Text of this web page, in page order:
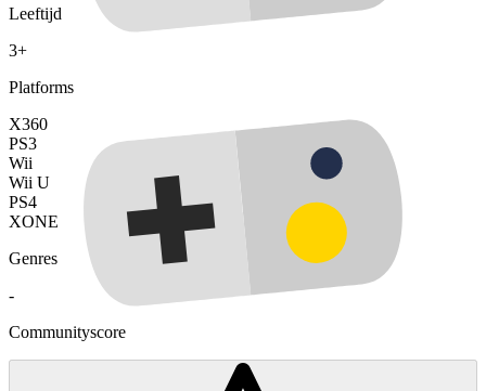
Leeftijd
3+
Platforms
X360
PS3
Wii
Wii U
PS4
XONE
Genres
-
Communityscore